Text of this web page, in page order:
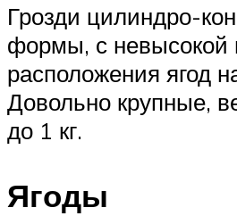
Грозди цилиндро-
формы, с невысокой
расположения ягод
Довольно крупные,
до 1 кг.
Ягоды